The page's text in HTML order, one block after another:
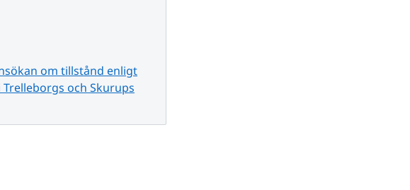
om tillstånd enligt
och Skurups